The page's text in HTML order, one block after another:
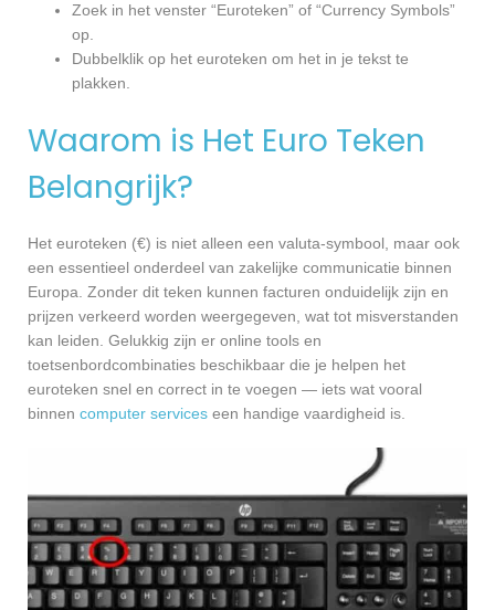
Zoek in het venster “Euroteken” of “Currency Symbols”
op.
Dubbelklik op het euroteken om het in je tekst te
plakken.
Waarom is Het Euro Teken
Belangrijk?
Het euroteken (€) is niet alleen een valuta-symbool, maar ook
een essentieel onderdeel van zakelijke communicatie binnen
Europa. Zonder dit teken kunnen facturen onduidelijk zijn en
prijzen verkeerd worden weergegeven, wat tot misverstanden
kan leiden. Gelukkig zijn er online tools en
toetsenbordcombinaties beschikbaar die je helpen het
euroteken snel en correct in te voegen — iets wat vooral
binnen computer services een handige vaardigheid is.